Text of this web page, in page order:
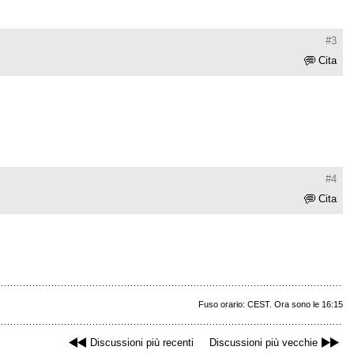
#3
Cita
#4
Cita
Fuso orario: CEST. Ora sono le 16:15
Discussioni più recenti Discussioni più vecchie